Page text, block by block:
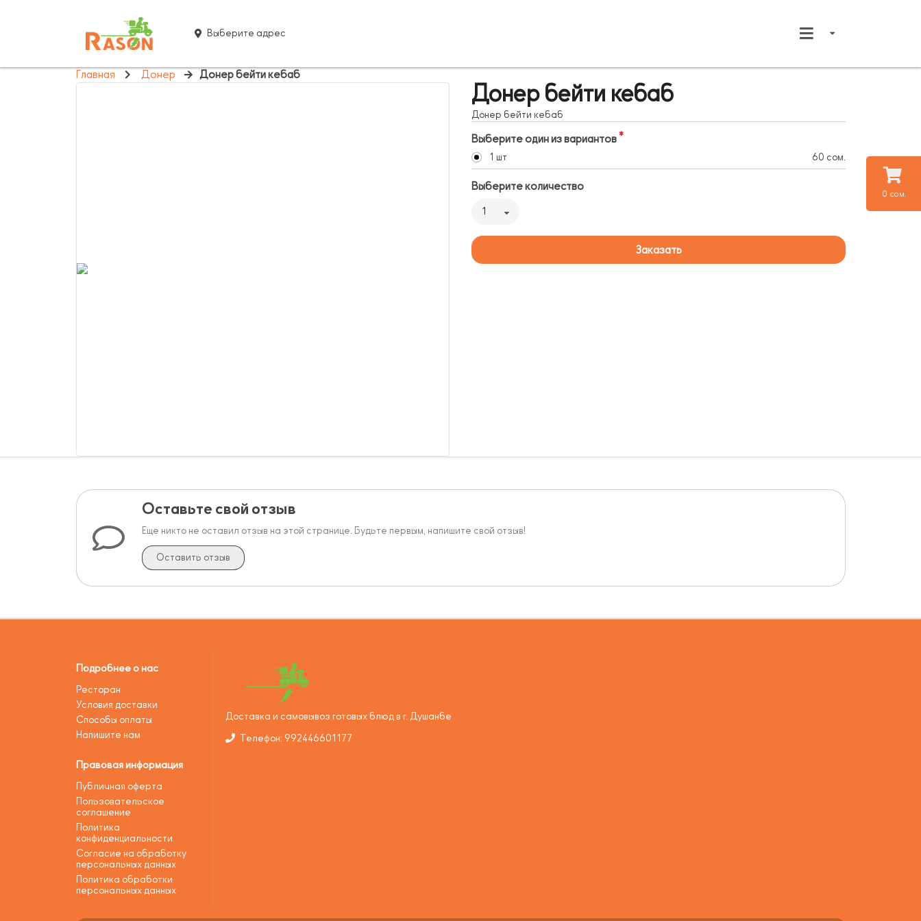
0 сом.
Выберите адрес
Главная Донер Донер бейти кебаб
Донер бейти кебаб
Донер бейти кебаб
Выберите один из вариантов
1 шт 60 сом.
Выберите количество
1
Заказать
Оставьте свой отзыв
Еще никто не оставил отзыв на этой странице. Будьте первым, напишите свой отзыв!
Оставить отзыв
Подробнее о нас
Ресторан
Условия доставки
Способы оплаты
Напишите нам
Правовая информация
Публичная оферта
Пользовательское
соглашение
Политика
конфиденциальности
Согласие на обработку
персональных данных
Политика обработки
персональных данных
Доставка и самовывоз готовых блюд в г. Душанбе
Телефон: 992446601177